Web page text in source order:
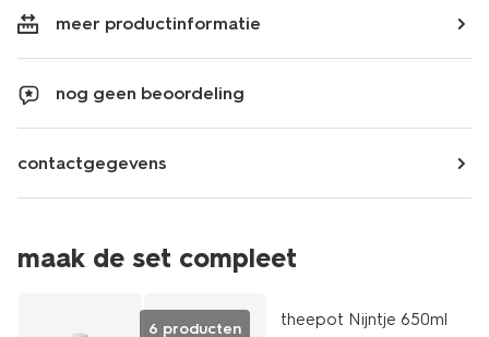
meer productinformatie
nog geen beoordeling
contactgegevens
maak de set compleet
6 producten theepot Nijntje 650ml